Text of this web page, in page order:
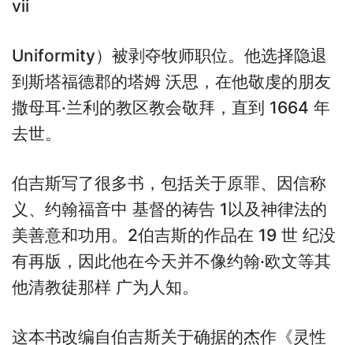
vii
Uniformity）被剥夺牧师职位。他选择隐退
到斯塔福德郡的塔姆 沃思，在他敬虔的朋友
撒母耳·兰利的教区教会敬拜，直到 1664 年
去世。
伯吉斯写了很多书，包括关于原罪、因信称
义、约翰福音中 基督的祷告 1以及神律法的
美善意和功用。2伯吉斯的作品在 19 世 纪没
有再版，因此他在今天并不像约翰·欧文等其
他清教徒那样 广为人知。
这本书改编自伯吉斯关于确据的杰作《灵性